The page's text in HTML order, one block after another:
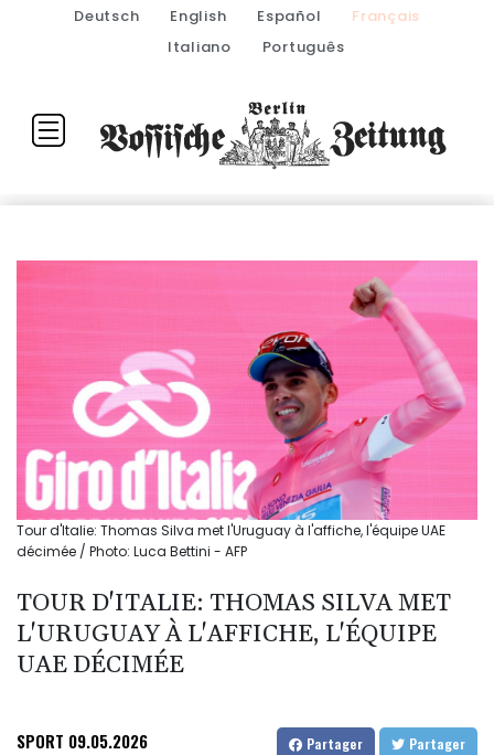
Deutsch English Español
Français
Italiano
Português
Tour d'Italie: Thomas Silva met l'Uruguay à l'affiche, l'équipe UAE
décimée / Photo: Luca Bettini - AFP
TOUR D'ITALIE: THOMAS SILVA MET
L'URUGUAY À L'AFFICHE, L'ÉQUIPE
UAE DÉCIMÉE
SPORT 09.05.2026 Partager Partager